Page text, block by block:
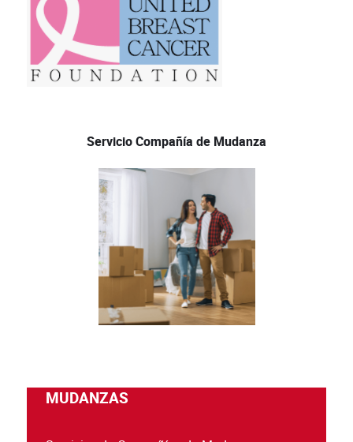
Servicio Compañía de Mudanza
MUDANZAS